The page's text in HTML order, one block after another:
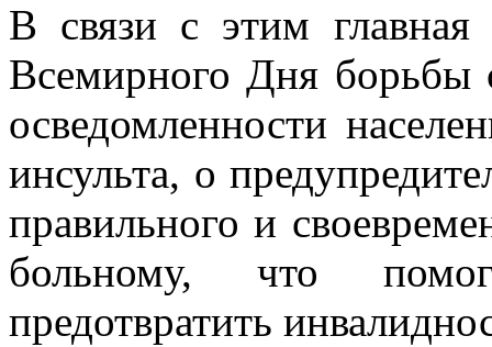
В связи с этим главная
Всемирного Дня
осведомленности
инсульта, о
правильного и
больному, что
предотвратить